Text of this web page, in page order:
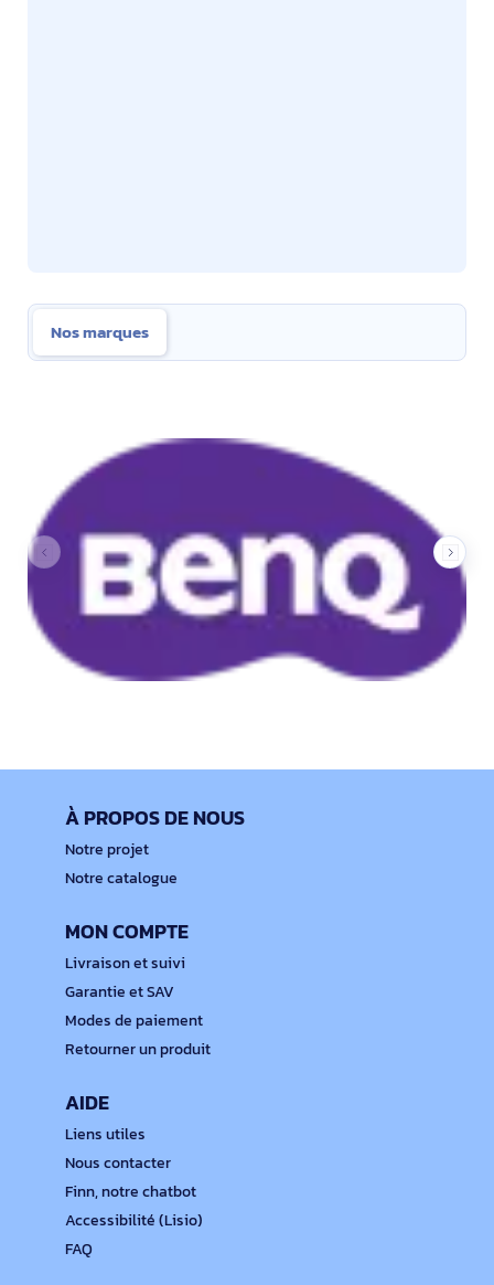
Nos marques
À PROPOS DE NOUS
Notre projet
Notre catalogue
MON COMPTE
Livraison et suivi
Garantie et SAV
Modes de paiement
Retourner un produit
AIDE
Liens utiles
Nous contacter
Finn, notre chatbot
Accessibilité (Lisio)
FAQ